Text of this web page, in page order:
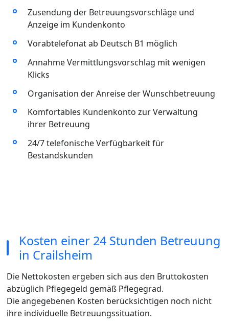
Zusendung der Betreuungsvorschläge und
Anzeige im Kundenkonto
Vorabtelefonat ab Deutsch B1 möglich
Annahme Vermittlungsvorschlag mit wenigen
Klicks
Organisation der Anreise der Wunschbetreuung
Komfortables Kundenkonto zur Verwaltung
ihrer Betreuung
24/7 telefonische Verfügbarkeit für
Bestandskunden
Kosten einer 24 Stunden Betreuung
in Crailsheim
Die Nettokosten ergeben sich aus den Bruttokosten
abzüglich Pflegegeld gemäß Pflegegrad.
Die angegebenen Kosten berücksichtigen noch nicht
ihre individuelle Betreuungssituation.